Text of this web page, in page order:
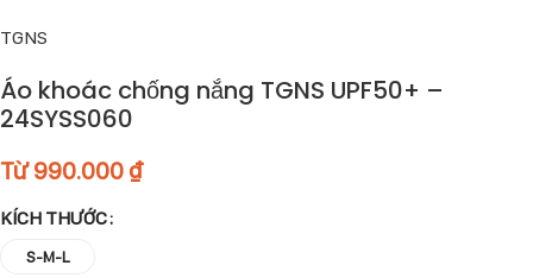
TGNS
Áo khoác chống nắng TGNS UPF50+ –
24SYSS060
Từ990.000 ₫
KÍCH THƯỚC
S-M-L